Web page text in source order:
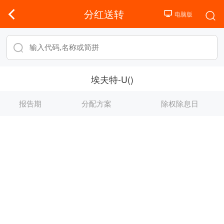
分红送转
埃夫特-U()
报告期 分配方案 除权除息日